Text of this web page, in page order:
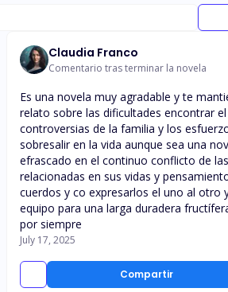
Claudia Franco
Comentario tras terminar la novela
Compartir
Es una novela muy agradable y te
relato sobre las dificultades encontrar
controversias de la familia y los
sobresalir en la vida aunque sea una
efrascado en el continuo conflicto de
relacionadas en sus vidas y
cuerdos y co expresarlos el uno al otro
equipo para una larga duradera
por siempre
July 17, 2025